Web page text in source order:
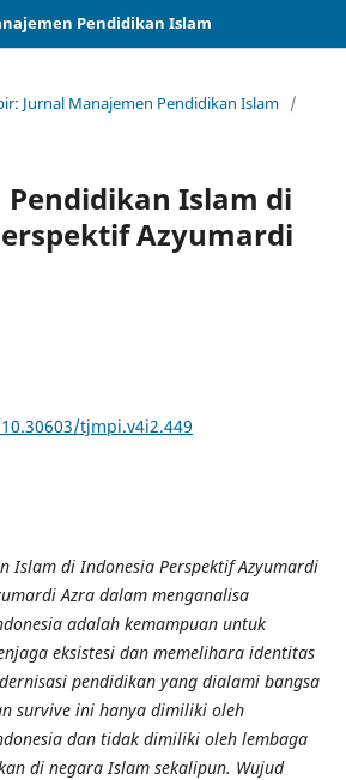
Pendidikan Islam
Jurnal Manajemen Pendidikan Islam /
Pendidikan Islam di
Azyumardi
tjmpi.v4i2.449
Islam di Indonesia Perspektif Azyumardi
Azra dalam menganalisa
adalah kemampuan untuk
eksistesi dan memelihara identitas
pendidikan yang dialami bangsa
survive ini hanya dimiliki oleh
dan tidak dimiliki oleh lembaga
di negara Islam sekalipun. Wujud